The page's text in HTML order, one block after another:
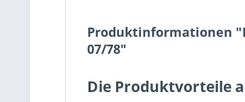
Produktinformationen
07/78"
Die Produktvorteile